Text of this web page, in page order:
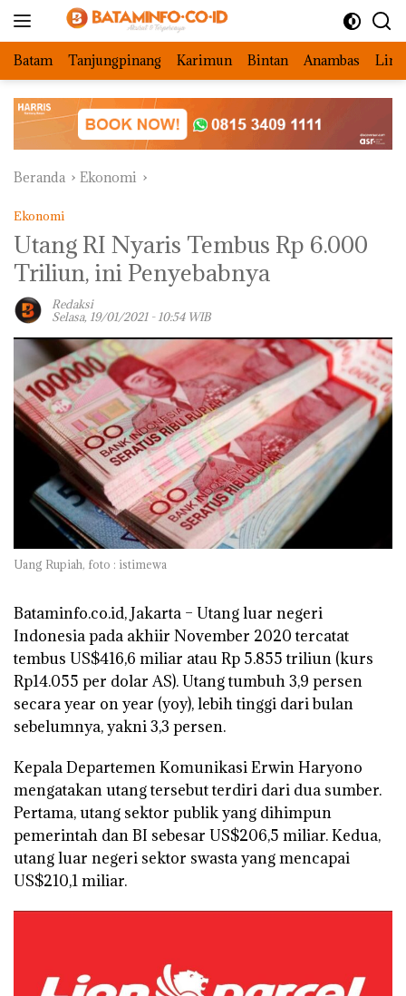
Batam Tanjungpinang Karimun Bintan Anambas
Beranda Ekonomi
Ekonomi
Utang RI Nyaris Tembus Rp 6.000
Triliun, ini Penyebabnya
Redaksi
Selasa, 19/01/2021 - 10:54 WIB
Uang Rupiah, foto : istimewa
Bataminfo.co.id, Jakarta – Utang luar negeri
Indonesia pada akhiir November 2020 tercatat
tembus US$416,6 miliar atau Rp 5.855 triliun (kurs
Rp14.055 per dolar AS). Utang tumbuh 3,9 persen
secara year on year (yoy), lebih tinggi dari bulan
sebelumnya, yakni 3,3 persen.
Kepala Departemen Komunikasi Erwin Haryono
mengatakan utang tersebut terdiri dari dua sumber.
Pertama, utang sektor publik yang dihimpun
pemerintah dan BI sebesar US$206,5 miliar. Kedua,
utang luar negeri sektor swasta yang mencapai
US$210,1 miliar.